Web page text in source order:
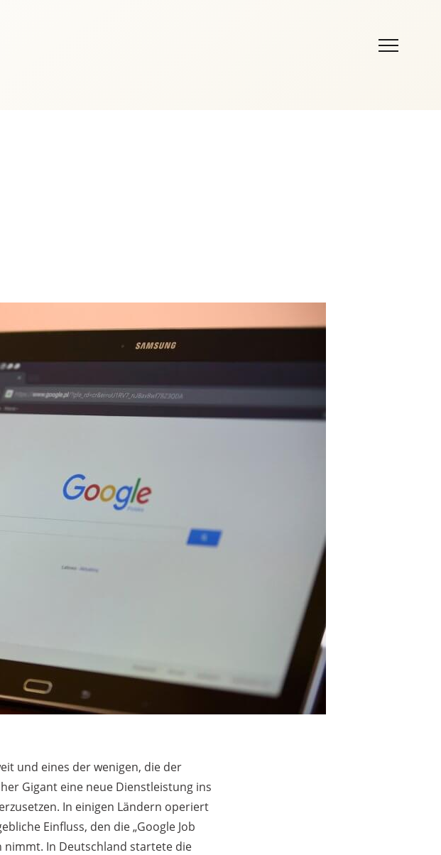
und eines der wenigen, die der
Gigant eine neue Dienstleistung ins
In einigen Ländern operiert
Einfluss, den die „Google Job
nimmt. In Deutschland startete die